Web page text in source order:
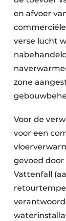
en afvoer
verse lucht
zone
Voor de
voor een
gevoed
Vattenfall